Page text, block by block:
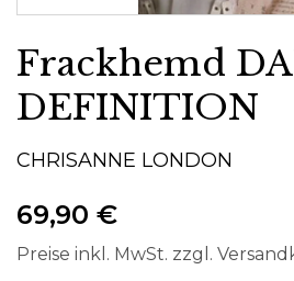
Frackhemd
DEFINITION
CHRISANNE LONDON
69,90 €
Preise inkl. MwSt. zzgl.